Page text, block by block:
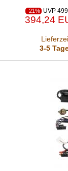
für
für Suzuki
für
Radioeinbausets
-21% UVP
394,24
3-5